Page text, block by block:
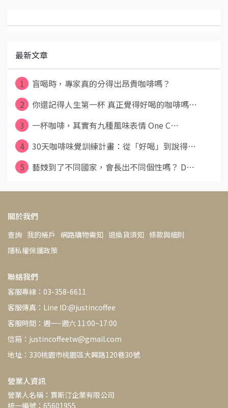
最新文章
1
盲喝時，專家真的分得出昂貴咖啡嗎？
2
你還記得人生第一杯 真正覺得好喝的咖啡嗎⋯
3
一杯咖啡，其實有九種風味表情 One C⋯
4
30天咖啡味覺訓練計畫：從「好喝」到說得⋯
5
藝妓到了不同國家，會長出不同個性嗎？ D⋯
關於我們
查詢 我的帳戶 網路購物需知 退換貨須知 條款與細則
隱私權保護政策
聯絡我們
客服專線：03-358-6611
客服傳真：Line ID:@justincoffee
客服時間：週一~週六 11:00~17:00
信箱：justincoffeetw@gmail.com
地址：330桃園市桃園區大興路120巷30號
營業人資訊
營業人名稱：賈斯汀企業有限公司
統一編號：65601955